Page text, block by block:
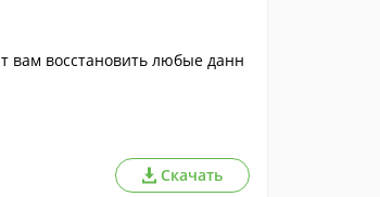
вам восстановить любые данн
Скачать